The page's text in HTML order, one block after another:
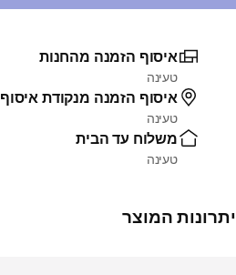
איסוף הזמנה מהחנות
טעינה
איסוף הזמנה מנקודת איסוף
טעינה
משלוח עד הבית
טעינה
יתרונות המוצר